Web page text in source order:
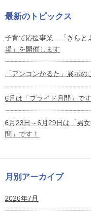
最新のトピックス
子育て応援事業 「きらと
場」を開催します
「アンコンかるた」展示の
6月は「プライド月間」です
6月23日～6月29日は「男
間」です！
月別アーカイブ
2026年7月